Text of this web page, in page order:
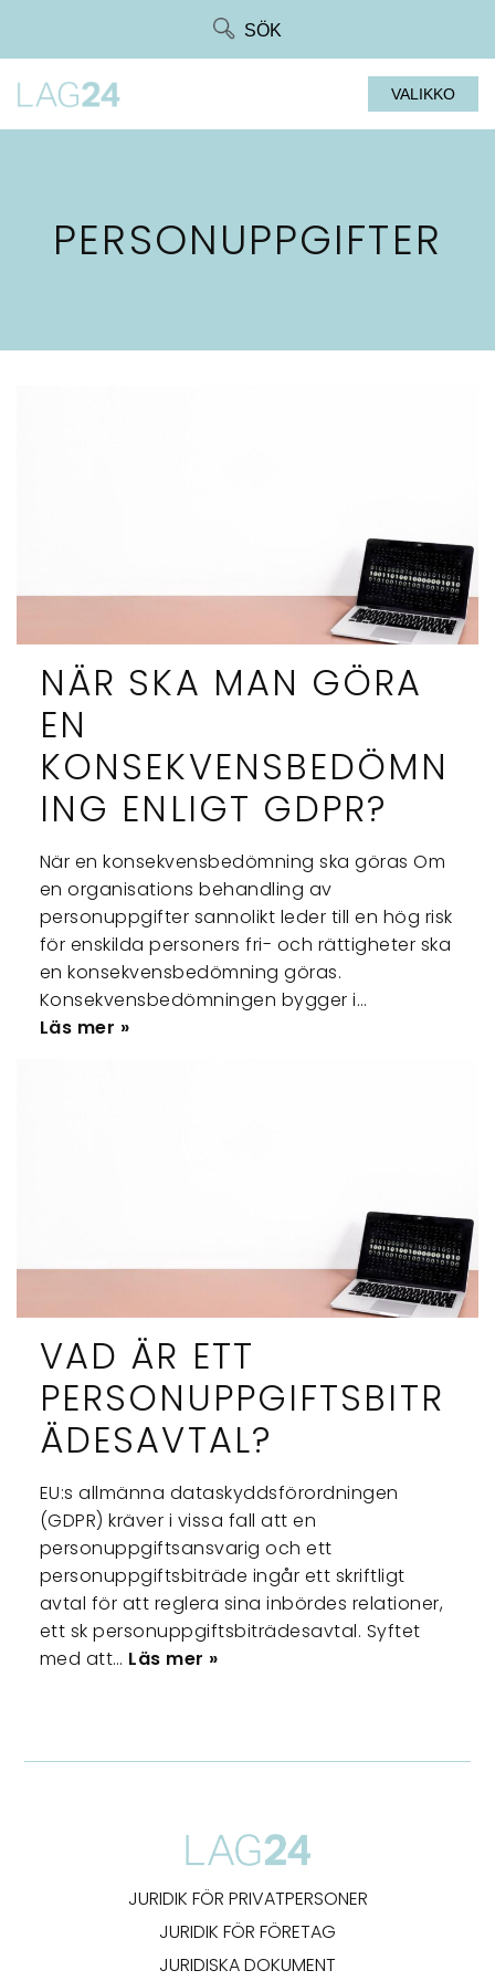
SÖK
VALIKKO
PERSONUPPGIFTER
NÄR SKA MAN GÖRA
EN
KONSEKVENSBEDÖMN
ING ENLIGT GDPR?
När en konsekvensbedömning ska göras Om
en organisations behandling av
personuppgifter sannolikt leder till en hög risk
för enskilda personers fri- och rättigheter ska
en konsekvensbedömning göras.
Konsekvensbedömningen bygger i…
Läs mer »
VAD ÄR ETT
PERSONUPPGIFTSBITR
ÄDESAVTAL?
EU:s allmänna dataskyddsförordningen
(GDPR) kräver i vissa fall att en
personuppgiftsansvarig och ett
personuppgiftsbiträde ingår ett skriftligt
avtal för att reglera sina inbördes relationer,
ett sk personuppgiftsbiträdesavtal. Syftet
med att… Läs mer »
JURIDIK FÖR PRIVATPERSONER
JURIDIK FÖR FÖRETAG
JURIDISKA DOKUMENT